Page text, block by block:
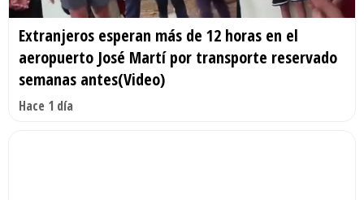
Extranjeros esperan más de 12 horas en el
aeropuerto José Martí por transporte reservado
semanas antes(Video)
Hace 1 día